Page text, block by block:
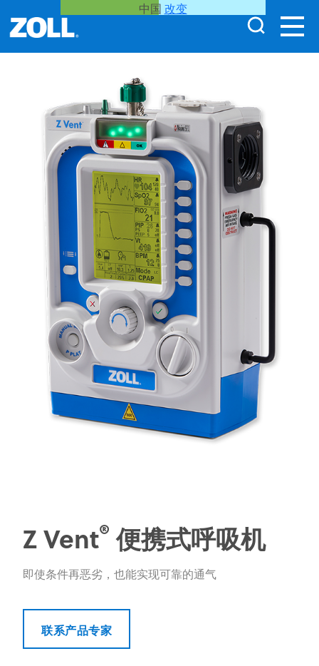
中国 改变
Z Vent® 便携式呼吸机
即使条件再恶劣，也能实现可靠的通气
联系产品专家